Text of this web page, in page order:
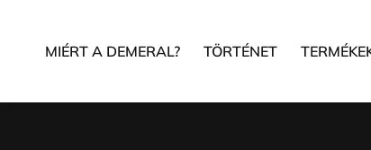
MIÉRT A DEMERAL? TÖRTÉNET